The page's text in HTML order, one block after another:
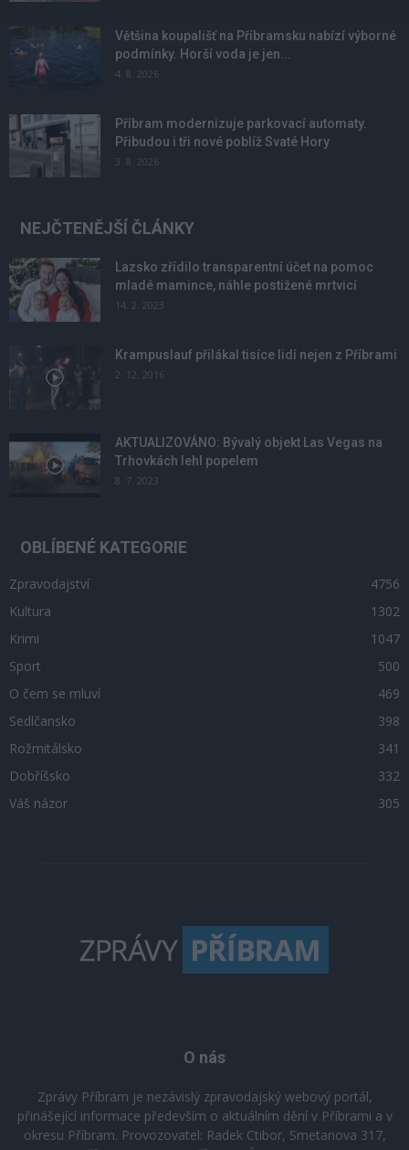
Většina koupališť na Příbramsku nabízí výborné
podmínky. Horší voda je jen...
4. 8. 2026
Příbram modernizuje parkovací automaty.
Přibudou i tři nové poblíž Svaté Hory
3. 8. 2026
NEJČTENĚJŠÍ ČLÁNKY
Lazsko zřídilo transparentní účet na pomoc
mladé mamince, náhle postižené mrtvicí
14. 2. 2023
Krampuslauf přilákal tisíce lidí nejen z Příbrami
2. 12. 2016
AKTUALIZOVÁNO: Bývalý objekt Las Vegas na
Trhovkách lehl popelem
8. 7. 2023
OBLÍBENÉ KATEGORIE
Zpravodajství
4756
Kultura
1302
Krimi
1047
Sport
500
O čem se mluví
469
Sedlčansko
398
Rožmitálsko
341
Dobříšsko
332
Váš názor
305
O nás
Zprávy Příbram je nezávislý zpravodajský webový portál,
přinášející informace především o aktuálním dění v Příbrami a v
okresu Příbram. Provozovatel: Radek Ctibor, Smetanova 317,